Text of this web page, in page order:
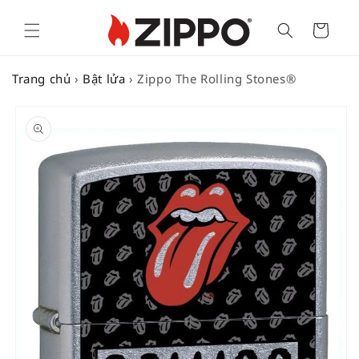
Cart
Trang chủ › Bật lửa ›Zippo The Rolling Stones®
PRODUCT
INFORMATION